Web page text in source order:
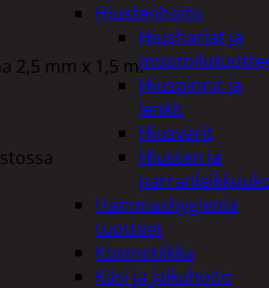
Hiustenhoito
Hiusharjat ja
Hiuspinnit ja
lenkit
Hiusvärit
Hiusten ja
Hammashygienia
tuotteet
Kosmetiikka
Käsi ja jalkahoito
2,5 mm x 1,5 m.